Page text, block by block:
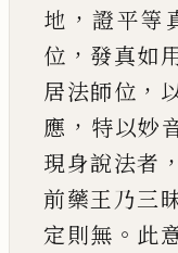
地 ， 證平等
位 ， 發真如
居法師位 ，
應 ， 特以妙
現身說法者 ，
前藥王乃三
定則無 。 此